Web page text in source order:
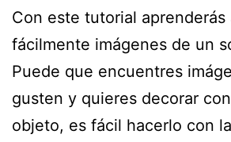
Con este tutorial aprenderás
fácilmente imágenes de un
Puede que encuentres
gusten y quieres decorar
objeto, es fácil hacerlo con